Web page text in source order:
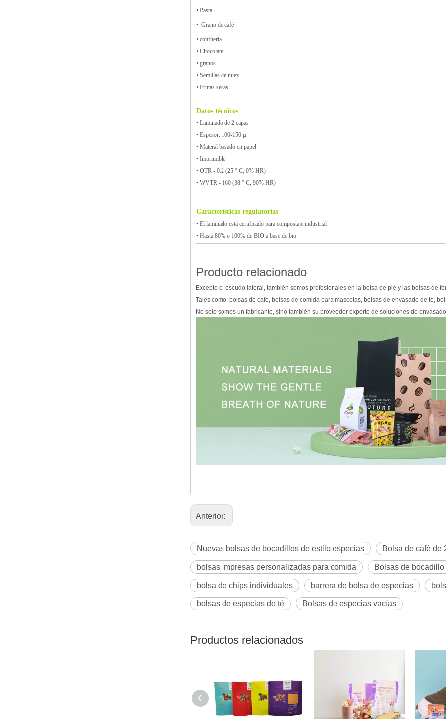
• Pasta
• Grano de café
• confitería
• Chocolate
• granos
• Semillas de nuez
• Frutas secas
Datos técnicos
• Laminado de 2 capas
• Espesor: 100-150 µ
• Materal basado en papel
• Imprimible
• OTR - 0.2 (25 ° C, 0% HR)
• WVTR - 160 (38 ° C, 90% HR)
Características regulatorias
• El laminado está certificado para compostaje industrial
• Hasta 80% o 100% de BIO a base de bio
Producto relacionado
Excepto el escudo lateral, también somos profesionales en la bolsa de pie y las bolsas de
Tales como: bolsas de café, bolsas de comida para mascotas, bolsas de envasado de té,
No solo somos un fabricante, sino también su proveedor experto de soluciones de
Anterior:
Nuevas bolsas de bocadillos de estilo especias Bolsa de café de
bolsas impresas personalizadas para comida Bolsas de
bolsa de chips individuales barrera de bolsa de especias
bolsas de especias de té Bolsas de especias vacías
Productos relacionados